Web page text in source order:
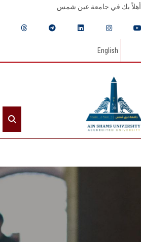
أهلاً بك في جامعة عين شمس
English
الرئيسيـة
القطاعـات